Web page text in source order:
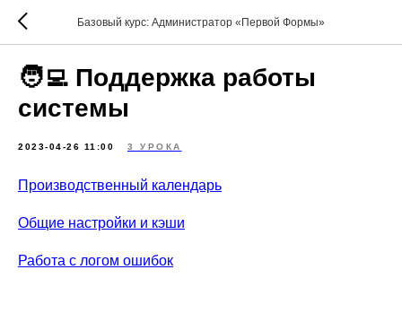
Базовый курс: Администратор «Первой Формы»
🧑‍💻 Поддержка работы
системы
2023-04-26 11:00 3 УРОКА
Производственный календарь
Общие настройки и кэши
Работа с логом ошибок